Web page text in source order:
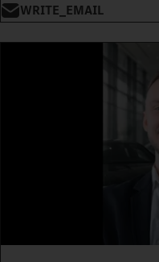
WRITE_EMAIL